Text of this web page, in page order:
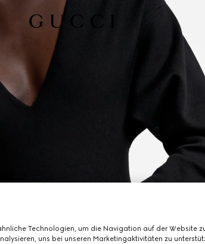
Technologien, um die Navigation auf der Website
uns bei unseren Marketingaktivitäten zu